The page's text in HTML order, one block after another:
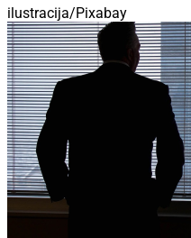
ilustracija/Pixabay